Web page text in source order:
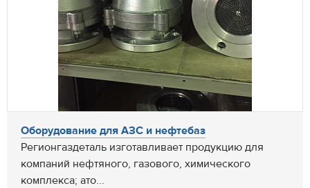
Оборудование для АЗС и нефтебаз
Регионгаздеталь изготавливает продукцию для
компаний нефтяного, газового, химического
комплекса; ато...